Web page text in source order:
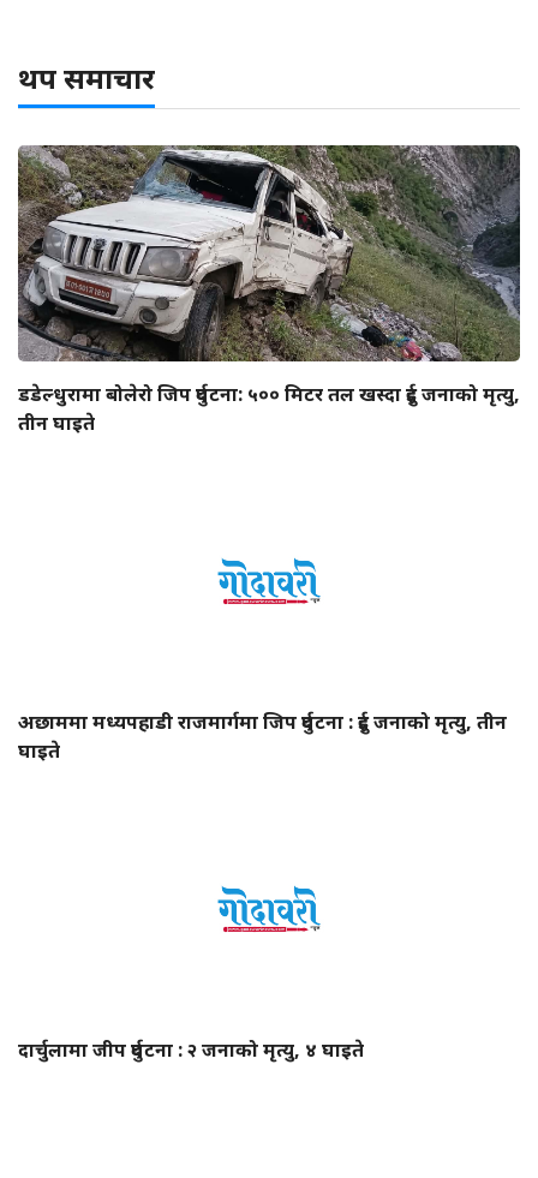
थप समाचार
डडेल्धुरामा बोलेरो जिप दुर्घटना: ५०० मिटर तल खस्दा दुई जनाको मृत्यु,
तीन घाइते
अछाममा मध्यपहाडी राजमार्गमा जिप दुर्घटना : दुई जनाको मृत्यु, तीन
घाइते
दार्चुलामा जीप दुर्घटना : २ जनाको मृत्यु, ४ घाइते